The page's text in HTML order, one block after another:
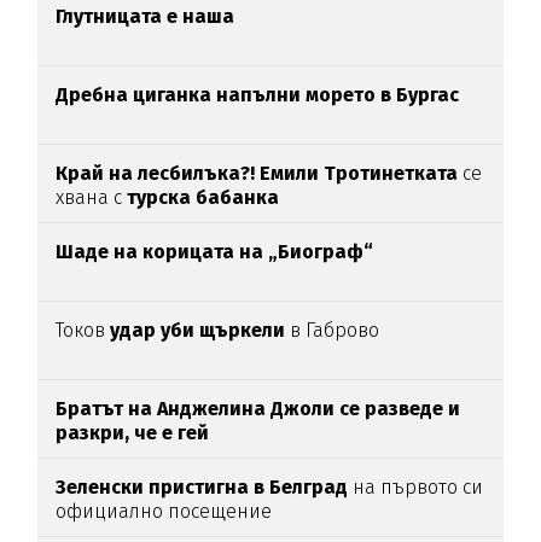
Глутницата е наша
Дребна циганка напълни морето в Бургас
Край на лесбилъка?! Емили Тротинетката се
хвана с турска бабанка
Шаде на корицата на „Биограф“
Токовудар уби щъркели в Габрово
Братът на Анджелина Джоли се разведе и
разкри, че е гей
Зеленски пристигна в Белград на първото си
официално посещение